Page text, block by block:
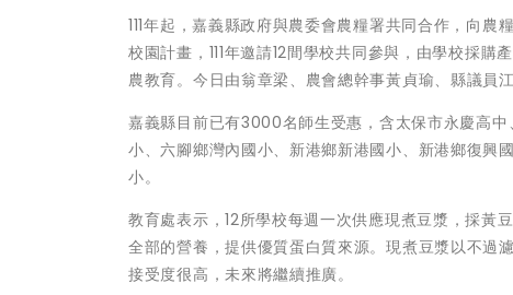
111年起，嘉義縣政府與農委會農糧署共同合作，向
校園計畫，111年邀請12間學校共同參與，由學校採
農教育。今日由翁章梁、農會總幹事黃貞瑜、縣議員
嘉義縣目前已有3000名師生受惠，含太保市永慶高
小、六腳鄉灣內國小、新港鄉新港國小、新港鄉復興
小。
教育處表示，12所學校每週一次供應現煮豆漿，採黃
全部的營養，提供優質蛋白質來源。現煮豆漿以不過
接受度很高，未來將繼續推廣。